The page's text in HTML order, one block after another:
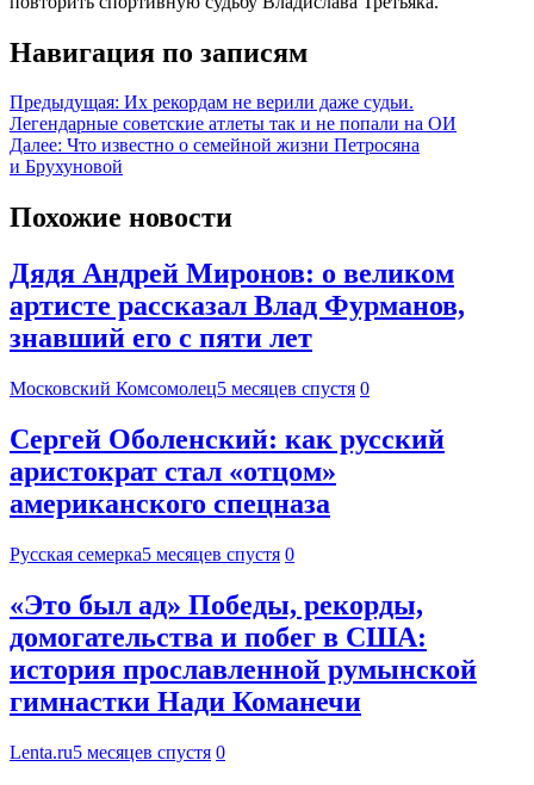
Навигация по записям
Предыдущая: Их рекордам не верили даже судьи.
Легендарные советские атлеты так и не попали на ОИ
Далее: Что известно о семейной жизни Петросяна
и Брухуновой
Похожие новости
Дядя Андрей Миронов: о великом
артисте рассказал Влад Фурманов,
знавший его с пяти лет
Московский Комсомолец5 месяцев спустя 0
Сергей Оболенский: как русский
аристократ стал «отцом»
американского спецназа
Русская семерка5 месяцев спустя 0
«Это был ад» Победы, рекорды,
домогательства и побег в США:
история прославленной румынской
гимнастки Нади Команечи
Lenta.ru5 месяцев спустя 0